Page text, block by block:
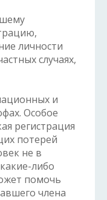
личности
случаях,
и
Особое
регистрация
потерей
не в
либо
помочь
члена